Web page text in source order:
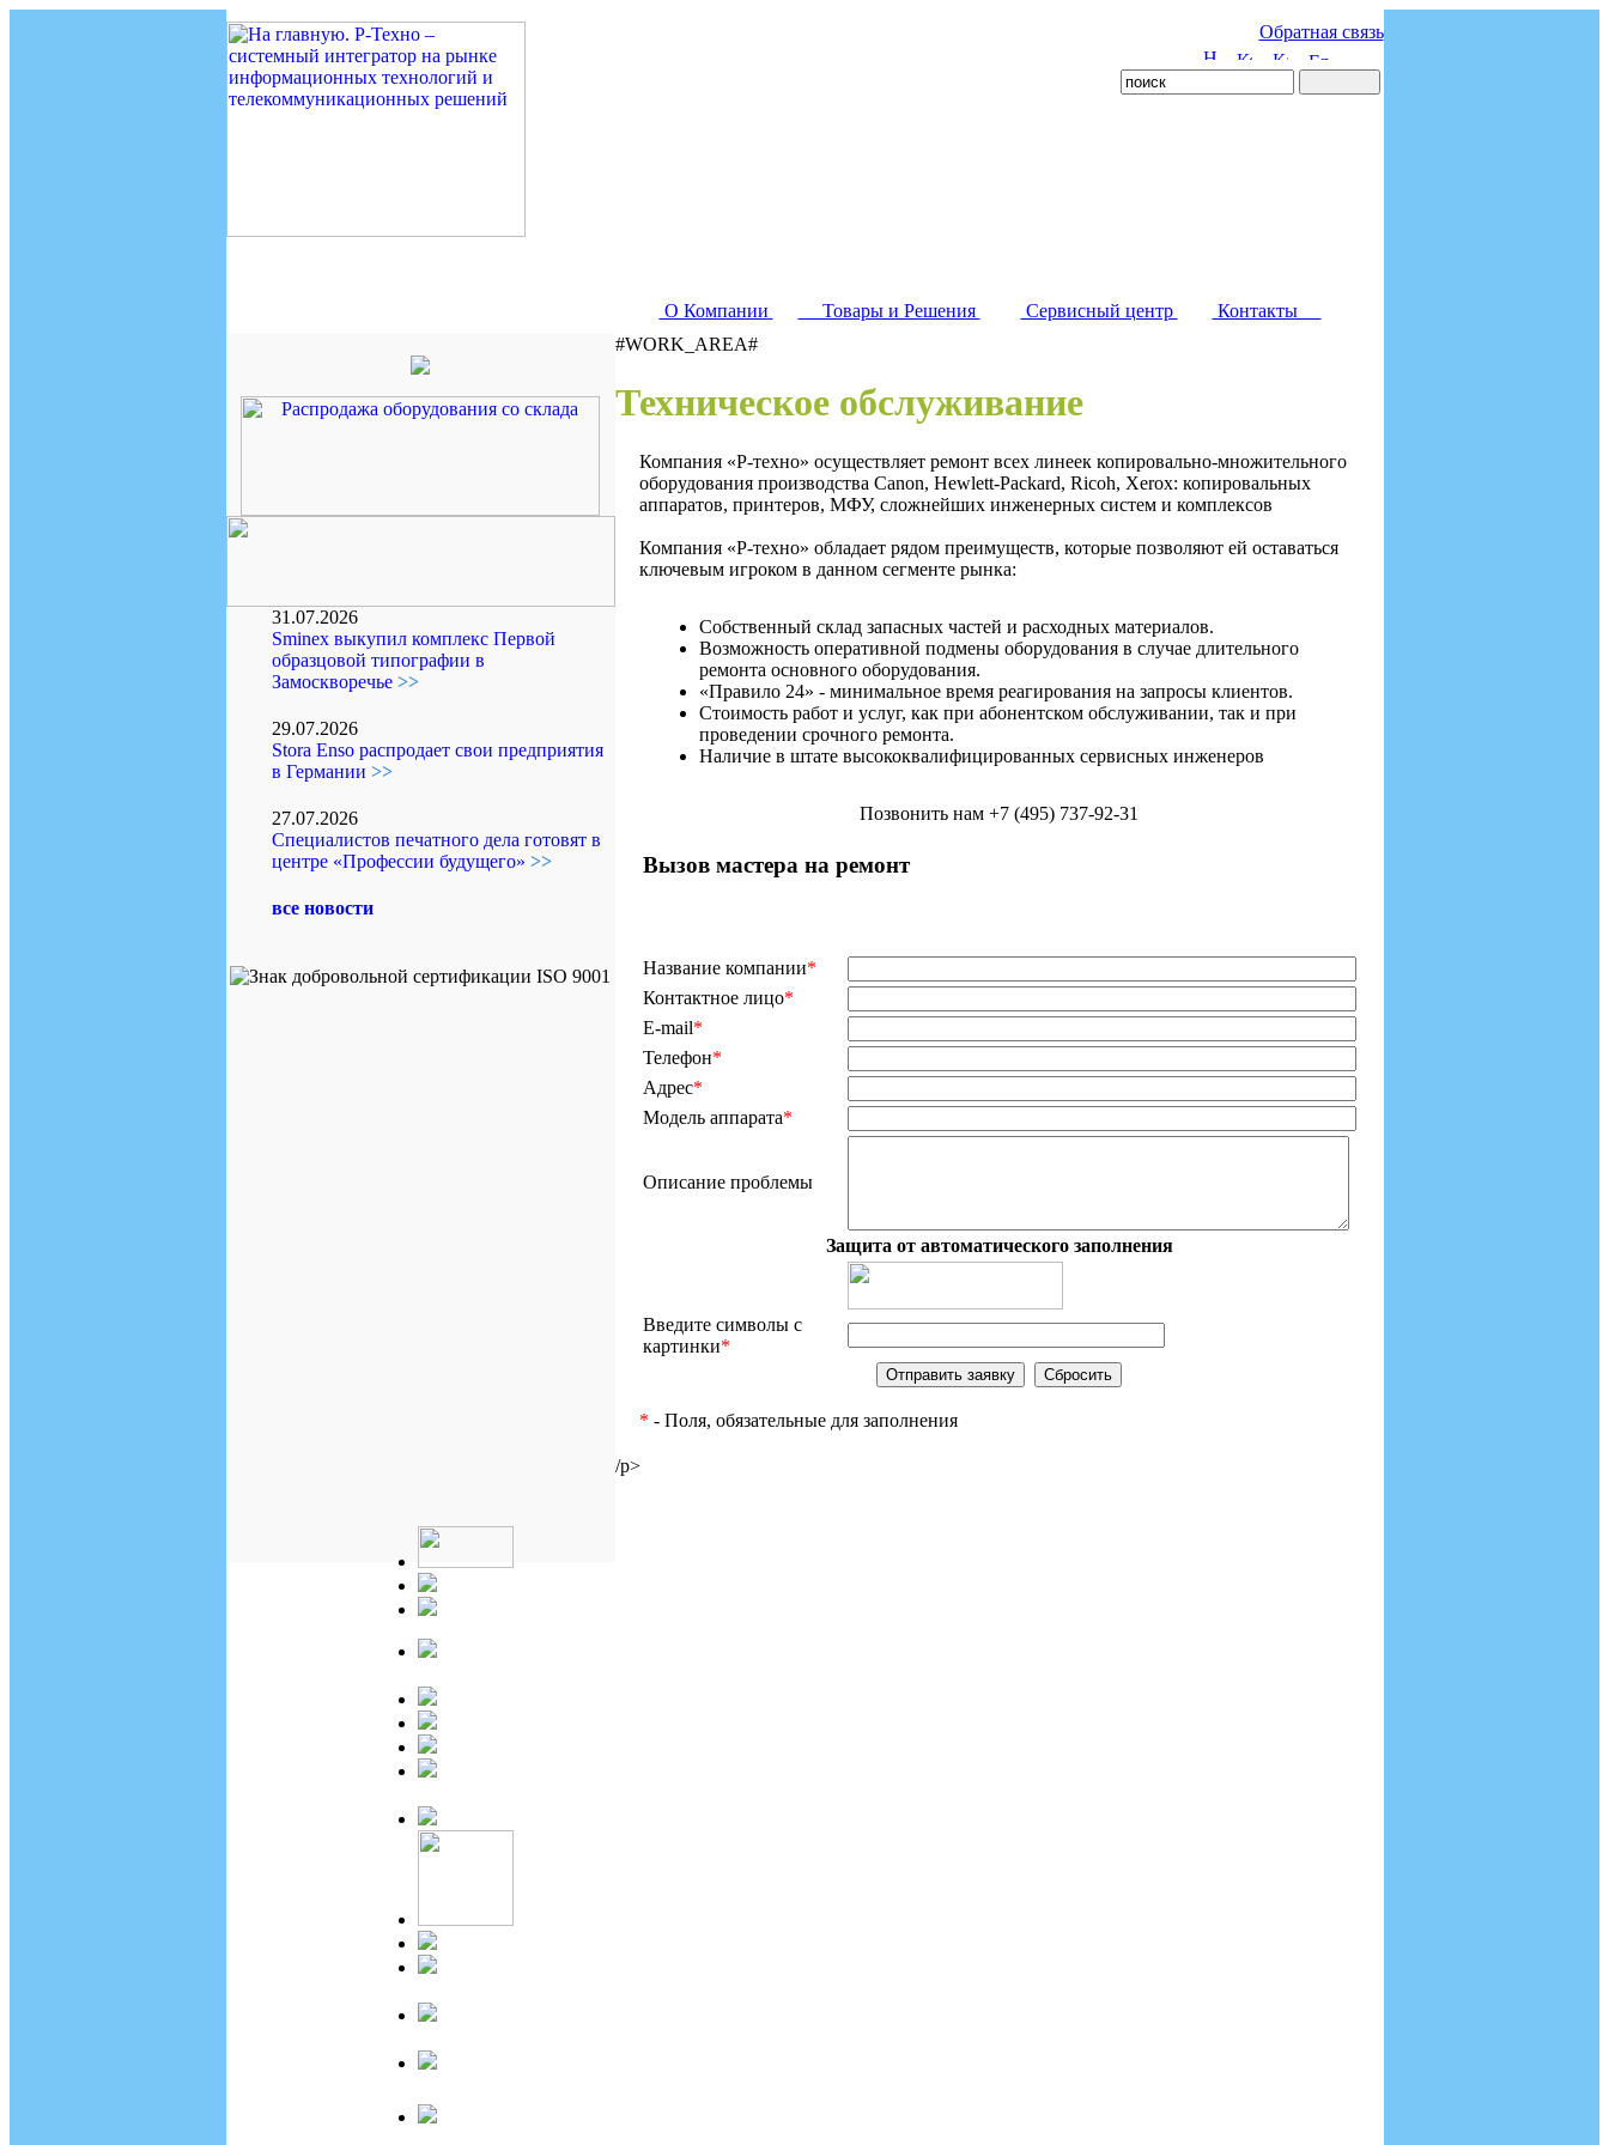
Обратная связь
О Компании Товары и Решения Сервисный центр Контакты
31.07.2026
Sminex выкупил комплекс Первой
образцовой типографии в
Замоскворечье >>
29.07.2026
Stora Enso распродает свои предприятия
в Германии >>
27.07.2026
Специалистов печатного дела готовят в
центре «Профессии будущего» >>
все новости
#WORK_AREA#
Техническое обслуживание
Компания «Р-техно» осуществляет ремонт всех линеек копировально-множительного
оборудования производства Canon, Hewlett-Packard, Ricoh, Xerox: копировальных
аппаратов, принтеров, МФУ, сложнейших инженерных систем и комплексов
Компания «Р-техно» обладает рядом преимуществ, которые позволяют ей оставаться
ключевым игроком в данном сегменте рынка:
Собственный склад запасных частей и расходных материалов.
Возможность оперативной подмены оборудования в случае длительного
ремонта основного оборудования.
«Правило 24» - минимальное время реагирования на запросы клиентов.
Стоимость работ и услуг, как при абонентском обслуживании, так и при
проведении срочного ремонта.
Наличие в штате высококвалифицированных сервисных инженеров
Позвонить нам +7 (495) 737-92-31
Вызов мастера на ремонт
Название компании*
Контактное лицо*
E-mail*
Телефон*
Адрес*
Модель аппарата*
Описание проблемы
Защита от автоматического заполнения
Введите символы с
картинки*
* - Поля, обязательные для заполнения
/p>